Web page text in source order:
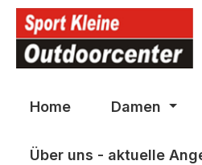
Zur Hauptnavigation
Home Damen
Über uns - aktuelle